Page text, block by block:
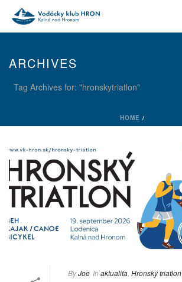
ARCHIVES
Tag Archives for: "hronskytriatlon"
HOME /
ByJoe In aktualita Hronský triatlon